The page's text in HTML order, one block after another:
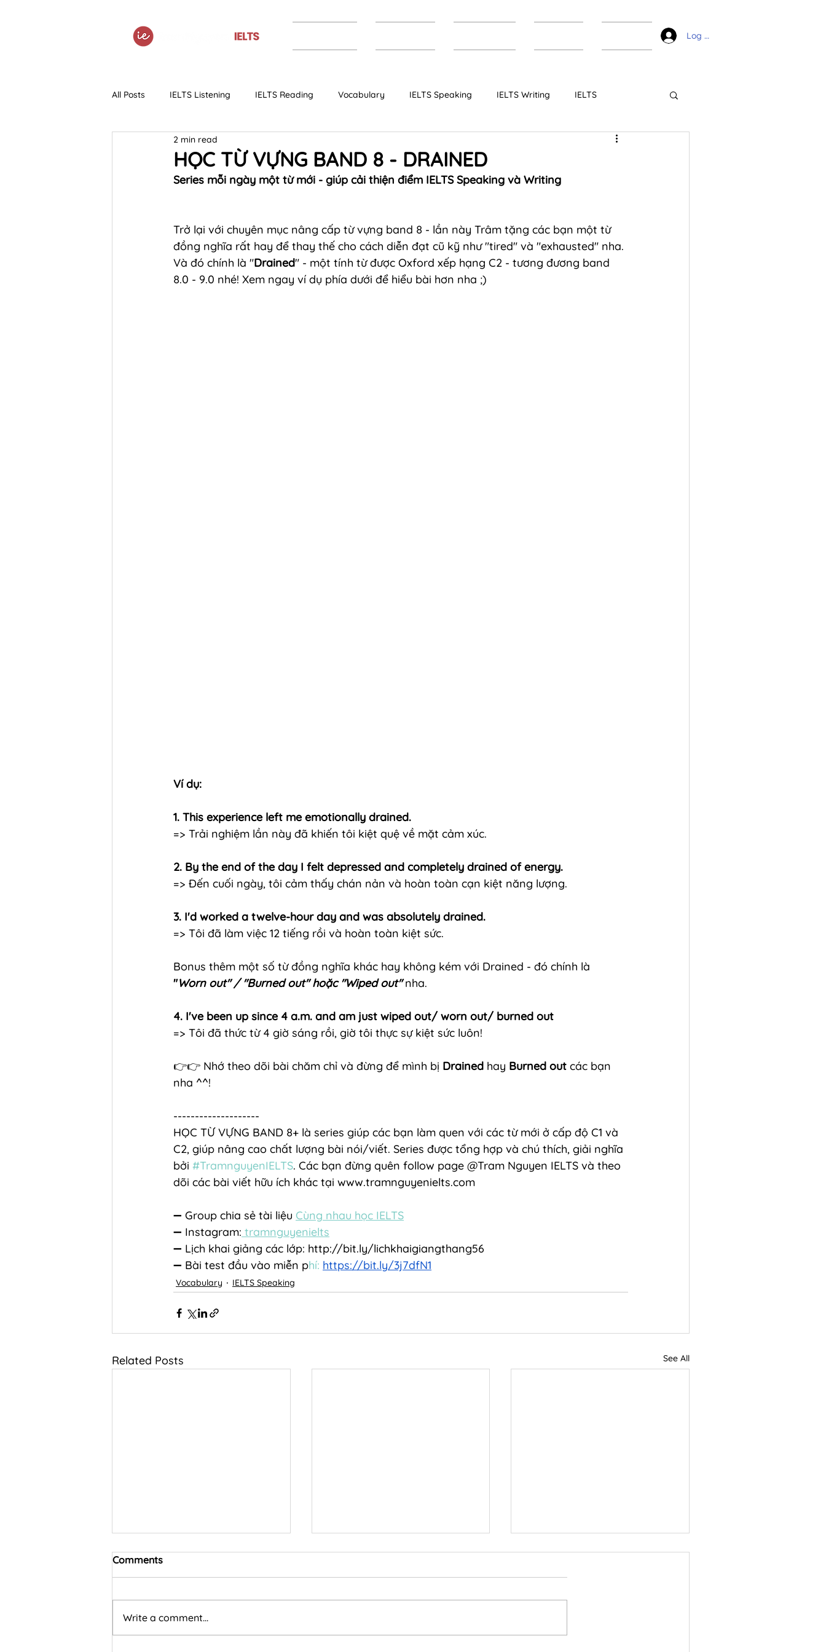
Log In
All Posts IELTS Listening IELTS Reading Vocabulary IELTS Speaking IELTS Writing IELTS
IELTS Grammar
HỌC TỪ VỰNG BAND 8 - DRAINED
2 min read
Series mỗi ngày một từ mới - giúp cải thiện điểm IELTS Speaking và Writing
Trở lại với chuyên mục nâng cấp từ vựng band 8 - lần này Trâm tặng các bạn một từ
đồng nghĩa rất hay để thay thế cho cách diễn đạt cũ kỹ như "tired" và "exhausted" nha.
Và đó chính là "Drained" - một tính từ được Oxford xếp hạng C2 - tương đương band
8.0 - 9.0 nhé! Xem ngay ví dụ phía dưới để hiểu bài hơn nha ;)
Ví dụ:
1. This experience left me emotionally drained.
=> Trải nghiệm lần này đã khiến tôi kiệt quệ về mặt cảm xúc.
2. By the end of the day I felt depressed and completely drained of energy.
=> Đến cuối ngày, tôi cảm thấy chán nản và hoàn toàn cạn kiệt năng lượng.
3. I'd worked a twelve-hour day and was absolutely drained.
=> Tôi đã làm việc 12 tiếng rồi và hoàn toàn kiệt sức.
Bonus thêm một số từ đồng nghĩa khác hay không kém với Drained - đó chính là
"Worn out" / "Burned out" hoặc "Wiped out" nha.
4. I've been up since 4 a.m. and am just wiped out/ worn out/ burned out
=> Tôi đã thức từ 4 giờ sáng rồi, giờ tôi thực sự kiệt sức luôn!
👉👉 Nhớ theo dõi bài chăm chỉ và đừng để mình bị Drained hay Burned out các bạn
nha ^^!
--------------------
HỌC TỪ VỰNG BAND 8+ là series giúp các bạn làm quen với các từ mới ở cấp độ C1 và
C2, giúp nâng cao chất lượng bài nói/viết. Series được tổng hợp và chú thích, giải nghĩa
bởi #TramnguyenIELTS. Các bạn đừng quên follow page @Tram Nguyen IELTS và theo
dõi các bài viết hữu ích khác tại www.tramnguyenielts.com
➖ Group chia sẻ tài liệu Cùng nhau học IELTS
➖ Instagram: tramnguyenielts
➖ Lịch khai giảng các lớp: http://bit.ly/lichkhaigiangthang56
➖ Bài test đầu vào miễn phí: https://bit.ly/3j7dfN1
Vocabulary IELTS Speaking
Related Posts See All
Comments
Write a comment...